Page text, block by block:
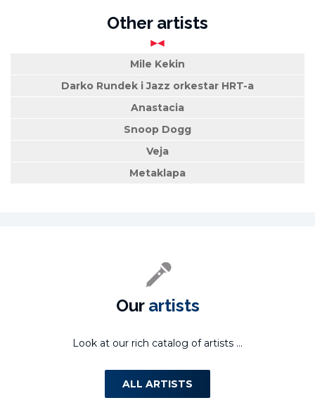
Other artists
Mile Kekin
Darko Rundek i Jazz orkestar HRT-a
Anastacia
Snoop Dogg
Veja
Metaklapa
Our artists
Look at our rich catalog of artists ...
ALL ARTISTS